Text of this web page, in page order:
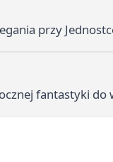
przy
fantastyki do